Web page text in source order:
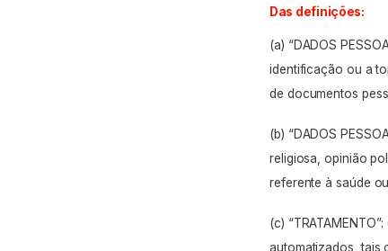
Das definições:
(a) “DADOS
identificação ou a
de documentos
(b) “DADOS
religiosa, opinião
referente à saúde
(c)
automatizados, tais